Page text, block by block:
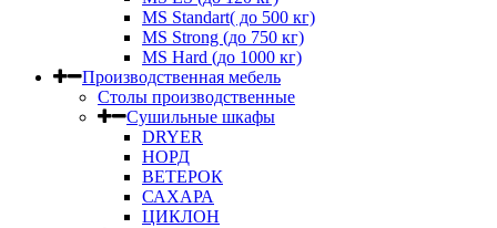
MS Standart( до 500 кг)
MS Strong (до 750 кг)
MS Hard (до 1000 кг)
Производственная мебель
Столы производственные
Сушильные шкафы
DRYER
НОРД
ВЕТЕРОК
САХАРА
ЦИКЛОН